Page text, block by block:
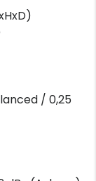
/ 0,25